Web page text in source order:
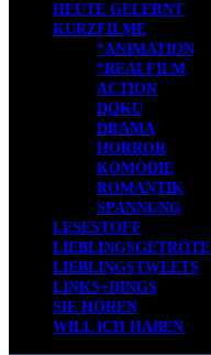
HEUTE GELERNT
KURZFILME
*ANIMATION
*REALFILM
ACTION
DOKU
DRAMA
HORROR
KOMÖDIE
ROMANTIK
SPANNUNG
LESESTOFF
LIEBLINGSGETRÖTE
LIEBLINGSTWEETS
LINKS+DINGS
SIE HÖREN
WILL ICH HABEN